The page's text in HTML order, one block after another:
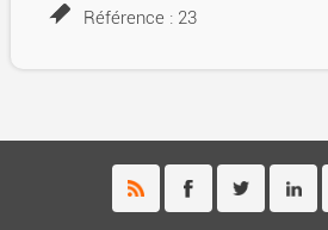
Référence : 23